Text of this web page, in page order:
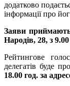
додатково
інформації про
Заяви
Народів, 28, з
Рейтингове
делегатів буде
18.00 год. за